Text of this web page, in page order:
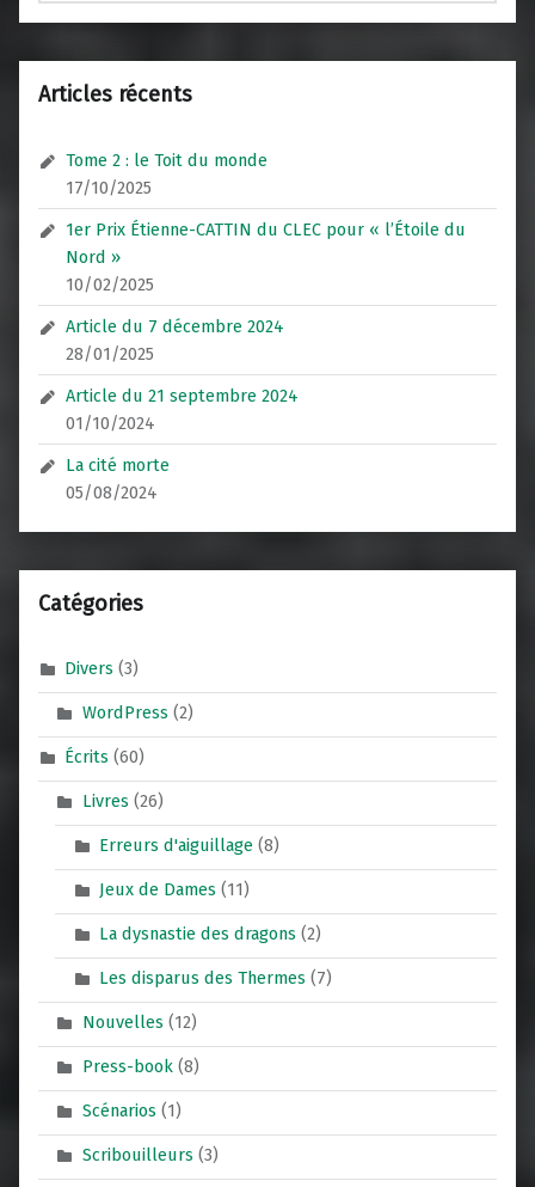
Articles récents
Tome 2 : le Toit du monde
17/10/2025
1er Prix Étienne-CATTIN du CLEC pour « l’Étoile du
Nord »
10/02/2025
Article du 7 décembre 2024
28/01/2025
Article du 21 septembre 2024
01/10/2024
La cité morte
05/08/2024
Catégories
Divers (3)
WordPress (2)
Écrits (60)
Livres (26)
Erreurs d'aiguillage (8)
Jeux de Dames (11)
La dysnastie des dragons (2)
Les disparus des Thermes (7)
Nouvelles (12)
Press-book(8)
Scénarios (1)
Scribouilleurs (3)